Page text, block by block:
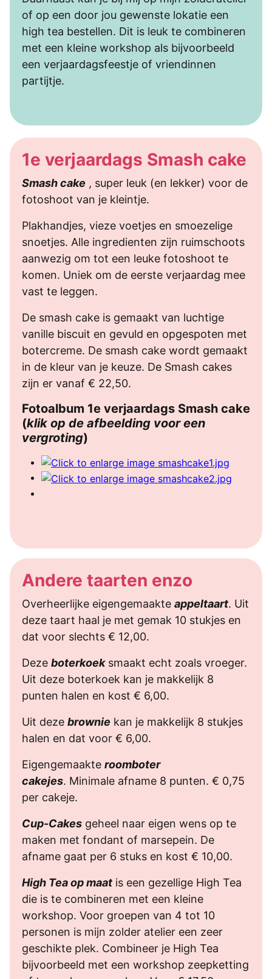
of op een door jou gewenste lokatie een
high tea bestellen. Dit is leuk te combineren
met een kleine workshop als bijvoorbeeld
een verjaardagsfeestje of vriendinnen
partijtje.
1e verjaardags Smash cake
Smash cake , super leuk (en lekker) voor de
fotoshoot van je kleintje.
Plakhandjes, vieze voetjes en smoezelige
snoetjes. Alle ingredienten zijn ruimschoots
aanwezig om tot een leuke fotoshoot te
komen. Uniek om de eerste verjaardag mee
vast te leggen.
De smash cake is gemaakt van luchtige
vanille biscuit en gevuld en opgespoten met
botercreme. De smash cake wordt gemaakt
in de kleur van je keuze. De Smash cakes
zijn er vanaf € 22,50.
Fotoalbum 1e verjaardags Smash cake
(klik op de afbeelding voor een
vergroting)
Andere taarten enzo
Overheerlijke eigengemaakte appeltaart. Uit
deze taart haal je met gemak 10 stukjes en
dat voor slechts € 12,00.
Deze boterkoeksmaakt echt zoals vroeger.
Uit deze boterkoek kan je makkelijk 8
punten halen en kost € 6,00.
Uit deze brownie kan je makkelijk 8 stukjes
halen en dat voor € 6,00.
Eigengemaakte roomboter
cakejes. Minimale afname 8 punten. € 0,75
per cakeje.
Cup-Cakes geheel naar eigen wens op te
maken met fondant of marsepein. De
afname gaat per 6 stuks en kost € 10,00.
High Tea op maat is een gezellige High Tea
die is te combineren met een kleine
workshop. Voor groepen van 4 tot 10
personen is mijn zolder atelier een zeer
geschikte plek. Combineer je High Tea
bijvoorbeeld met een workshop zeepketting